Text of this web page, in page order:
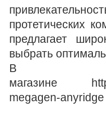
протетических
предлагает
выбрать
В
магазине
megagen-